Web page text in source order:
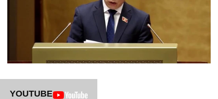
YOUTUBE